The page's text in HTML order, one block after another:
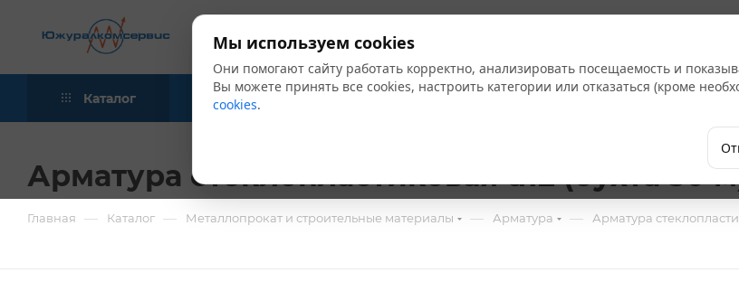
Каталог Акции Бренды
Арматура стеклопластиковая d12 (бухта 50
Главная — Каталог — Металлопрокат и строительные материалы — Арматура — Арматура
Мы используем cookies
Они помогают сайту работать корректно, анализировать посещаемость и
Вы можете принять все cookies, настроить категории или отказаться (кроме
cookies.